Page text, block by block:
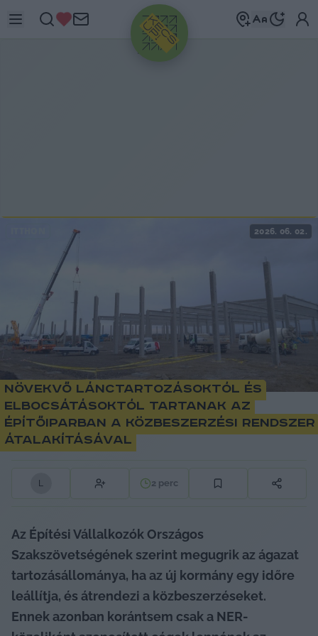
HIRDETÉS
2026. 06. 02.
Növekvő lánctartozásoktól és
elbocsátásoktól tartanak az
építőiparban a közbeszerzési rendszer
átalakításával
L 2 perc
Az Építési Vállalkozók Országos
Szakszövetségének szerint megugrik az ágazat
tartozásállománya, ha az új kormány egy időre
leállítja, és átrendezi a közbeszerzéseket.
Ennek azonban korántsem csak a NER-